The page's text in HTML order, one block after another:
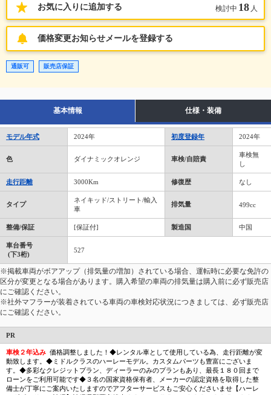
お気に入りに追加する 検討中 18 人
価格変更お知らせメールを登録する
通販可 販売店保証
基本情報 仕様・装備
モデル年式 2024年 初度登録年 2024年
色 ダイナミックオレンジ 車検/自賠責
車検無
し
走行距離 3000Km 修復歴 なし
タイプ
ネイキッド/ストリート/輸入
車
排気量 499cc
整備/保証 [保証付] 製造国 中国
車台番号
(下3桁)
527
※掲載車両がボアアップ（排気量の増加）されている場合、運転時に必要な免許の
区分が変更となる場合があります。購入希望の車両の排気量は購入前に必ず販売店
にご確認ください。
※社外マフラーが装着されている車両の車検対応状況につきましては、必ず販売店
にご確認ください。
PR
車検２年込み 価格調整しました！◆レンタル車として使用している為、走行距離が変
動致します。◆ミドルクラスのハーレーモデル。カスタムパーツも豊富にございま
す。◆多彩なクレジットプラン、ディーラーのみのプランもあり、最長１８０回まで
ローンをご利用可能です◆３名の国家資格保有者、メーカーの認定資格を取得した整
備士が丁寧にご案内いたしますのでアフターサービスもご安心くださいませ【ハーレ